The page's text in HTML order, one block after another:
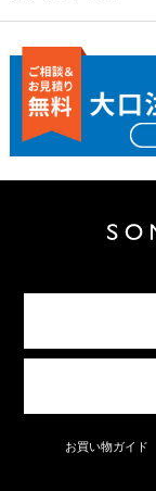
お買い物ガイド